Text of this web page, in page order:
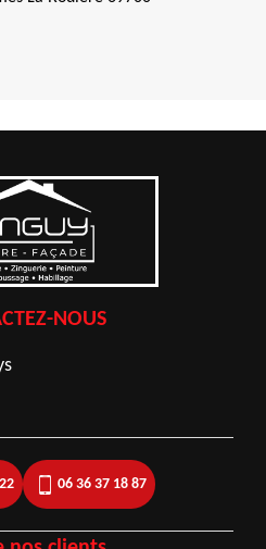
NOUS
06 36 37 18 87